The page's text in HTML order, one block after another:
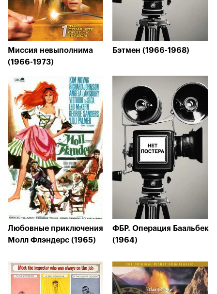
Миссия невыполнима
(1966-1973)
Бэтмен (1966-1968)
Любовные приключения
Молл Флэндерс (1965)
ФБР. Операция Баальбек
(1964)